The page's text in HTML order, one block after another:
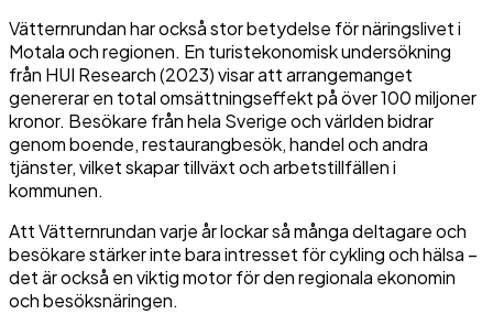
Vätternrundan har också stor betydelse för näringslivet i
Motala och regionen. En turistekonomisk undersökning
från HUI Research (2023) visar att arrangemanget
genererar en total omsättningseffekt på över 100 miljoner
kronor. Besökare från hela Sverige och världen bidrar
genom boende, restaurangbesök, handel och andra
tjänster, vilket skapar tillväxt och arbetstillfällen i
kommunen.
Att Vätternrundan varje år lockar så många deltagare och
besökare stärker inte bara intresset för cykling och hälsa –
det är också en viktig motor för den regionala ekonomin
och besöksnäringen.